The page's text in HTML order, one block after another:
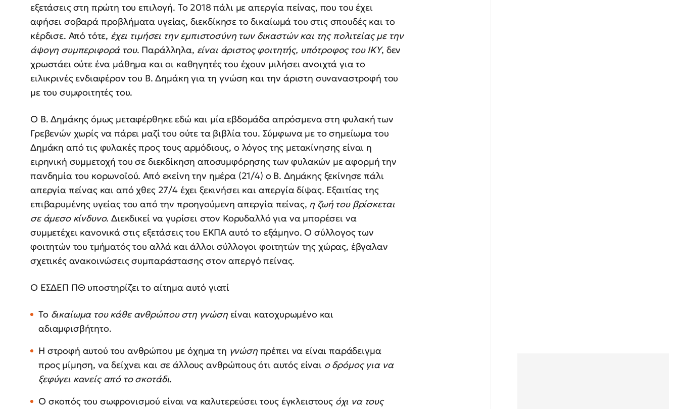
εξετάσεις στη πρώτη του επιλογή. Το 2018 πάλι με απεργία πείνας, που του έχει
αφήσει σοβαρά προβλήματα υγείας, διεκδίκησε το δικαίωμά του στις σπουδές και το
κέρδισε. Από τότε, έχει τιμήσει την εμπιστοσύνη των δικαστών και της πολιτείας με την
άψογη συμπεριφορά του. Παράλληλα, είναι άριστος φοιτητής, υπότροφος του ΙΚΥ, δεν
χρωστάει ούτε ένα μάθημα και οι καθηγητές του έχουν μιλήσει ανοιχτά για το
ειλικρινές ενδιαφέρον του Β. Δημάκη για τη γνώση και την άριστη συναναστροφή του
με του συμφοιτητές του.
Ο Β. Δημάκης όμως μεταφέρθηκε εδώ και μία εβδομάδα απρόσμενα στη φυλακή των
Γρεβενών χωρίς να πάρει μαζί του ούτε τα βιβλία του. Σύμφωνα με το σημείωμα του
Δημάκη από τις φυλακές προς τους αρμόδιους, ο λόγος της μετακίνησης είναι η
ειρηνική συμμετοχή του σε διεκδίκηση αποσυμφόρησης των φυλακών με αφορμή την
πανδημία του κορωνοϊού. Από εκείνη την ημέρα (21/4) ο Β. Δημάκης ξεκίνησε πάλι
απεργία πείνας και από χθες 27/4 έχει ξεκινήσει και απεργία δίψας. Εξαιτίας της
επιβαρυμένης υγείας του από την προηγούμενη απεργία πείνας, η ζωή του βρίσκεται
σε άμεσο κίνδυνο. Διεκδικεί να γυρίσει στον Κορυδαλλό για να μπορέσει να
συμμετέχει κανονικά στις εξετάσεις του ΕΚΠΑ αυτό το εξάμηνο. Ο σύλλογος των
φοιτητών του τμήματός του αλλά και άλλοι σύλλογοι φοιτητών της χώρας, έβγαλαν
σχετικές ανακοινώσεις συμπαράστασης στον απεργό πείνας.
Ο ΕΣΔΕΠ ΠΘ υποστηρίζει το αίτημα αυτό γιατί
Το δικαίωμα του κάθε ανθρώπου στη γνώσηείναι κατοχυρωμένο και
αδιαμφισβήτητο.
Η στροφή αυτού του ανθρώπου με όχημα τη γνώσηπρέπει να είναι παράδειγμα
προς μίμηση, να δείχνει και σε άλλους ανθρώπους ότι αυτός είναι ο δρόμος για να
ξεφύγει κανείς από το σκοτάδι.
Ο σκοπός του σωφρονισμού είναι να καλυτερεύσει τους έγκλειστους όχι να τους